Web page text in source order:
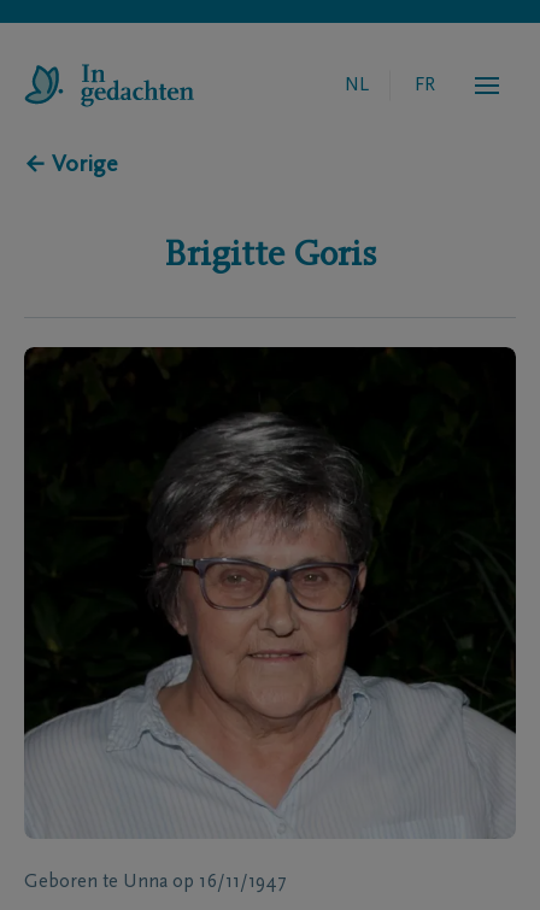
NL FR
← Vorige
Brigitte Goris
Geboren te Unna op 16/11/1947